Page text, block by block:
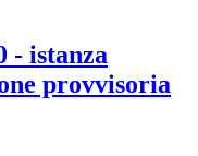
- istanza
provvisoria